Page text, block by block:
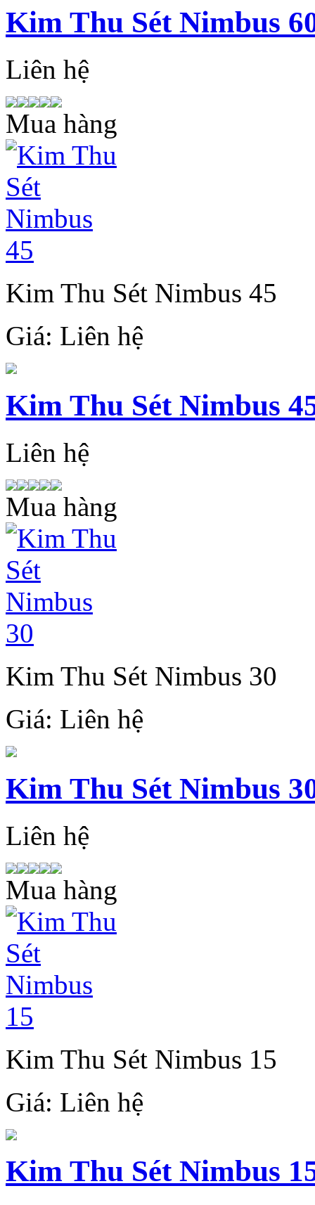
Kim Thu Sét Nimbus
Liên hệ
Mua hàng
Kim Thu Sét Nimbus 45
Giá: Liên hệ
Kim Thu Sét Nimbus
Liên hệ
Mua hàng
Kim Thu Sét Nimbus 30
Giá: Liên hệ
Kim Thu Sét Nimbus
Liên hệ
Mua hàng
Kim Thu Sét Nimbus 15
Giá: Liên hệ
Kim Thu Sét Nimbus